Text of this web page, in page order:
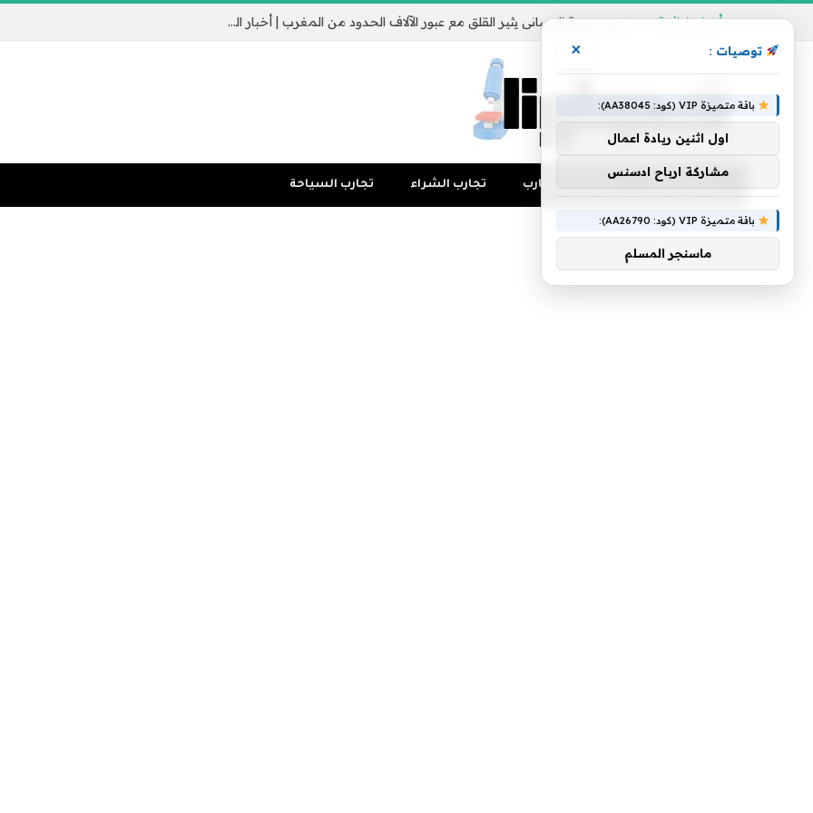
أخبار شائعة جيب سبتة الإسباني يثير القلق مع عبور الآلاف الحدود من المغرب | أخبار الهجرة
تجارب المال منوعات التجارب تجارب الشراء تجارب السياحة
توصيات : ×
باقة متميزة VIP (كود: AA38045):
اول اثنين ريادة اعمال
مشاركة ارباح ادسنس
باقة متميزة VIP (كود: AA26790):
ماسنجر المسلم